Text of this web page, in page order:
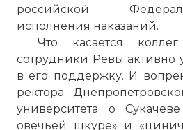
российской
исполнения наказаний.
Что касается
сотрудники Ревы активно
в его поддержку. И
ректора
университета о
овечьей шкуре» и
Бомбы злоумышленники
урнах или в сумках.